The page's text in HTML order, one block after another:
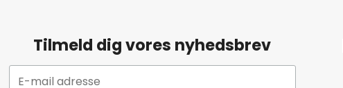
Tilmeld dig vores nyhedsbrev